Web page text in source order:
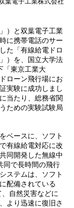
葉電子工業株式会社
）と双葉電子工業
に携帯電話のサー
た「有線給電ドロ
）を、国立大学法
「東京工業大
ローン飛行場にお
実験に成功しまし
当たり、総務省関
ための実験試験局
ベースに、ソフト
有線給電対応に改
同開発した無線中
同で長時間の飛行
ステムは、ソフト
配備されている
、自然災害などに
より迅速に復旧さ